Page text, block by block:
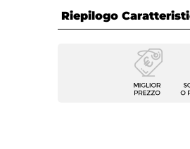
Riepilogo
Caratteristiche